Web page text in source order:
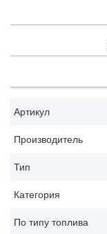
Артикул
Производитель
Тип
Категория
По типу топлива